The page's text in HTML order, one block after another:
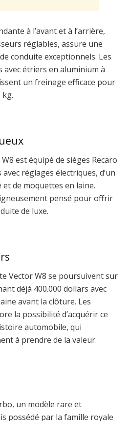
à l’avant et à l’arrière,
réglables, assure une
conduite exceptionnels. Les
avec étriers en aluminium à
un freinage efficace pour
kg.
est équipé de sièges Recaro
réglages électriques, d’un
de moquettes en laine.
pensé pour offrir
de luxe.
Vector W8 se poursuivent sur
déjà 400.000 dollars avec
avant la clôture. Les
la possibilité d’acquérir ce
automobile, qui
à prendre de la valeur.
un modèle rare et
possédé par la famille royale